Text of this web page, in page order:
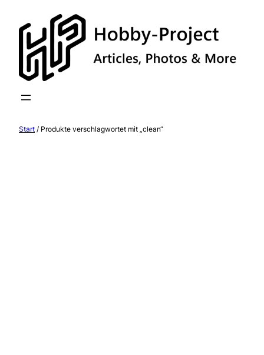
Inhalt
springen
Start / Produkte verschlagwortet mit „clean“